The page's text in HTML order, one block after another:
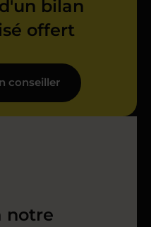
bilan
offert
conseiller
notre